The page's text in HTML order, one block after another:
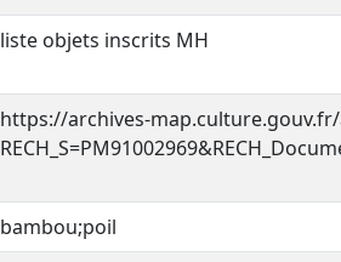
liste objets inscrits MH
https://archives-
bambou;poil